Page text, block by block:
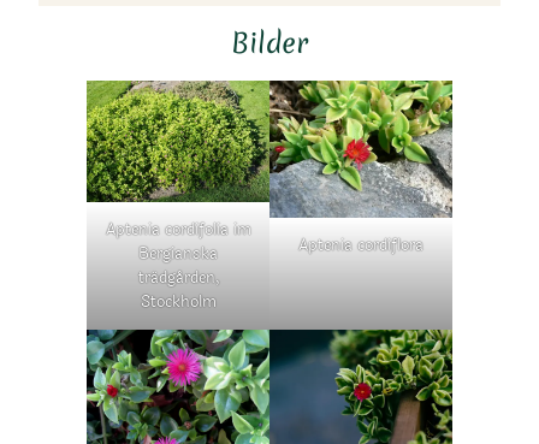
Gebieten
Klimazone
Tropische und
subtropische Klimazonen
Bilder
Aptenia cordifolia im
Bergianska
trädgården,
Stockholm
Aptenia cordiflora